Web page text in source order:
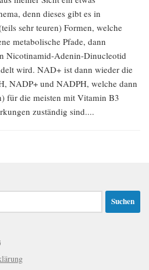
denn dieses gibt es in
sehr teuren) Formen, welche
metabolische Pfade, dann
Nicotinamid-Adenin-Dinucleotid
wird. NAD+ ist dann wieder die
NADP+ und NADPH, welche dann
für die meisten mit Vitamin B3
zuständig sind....